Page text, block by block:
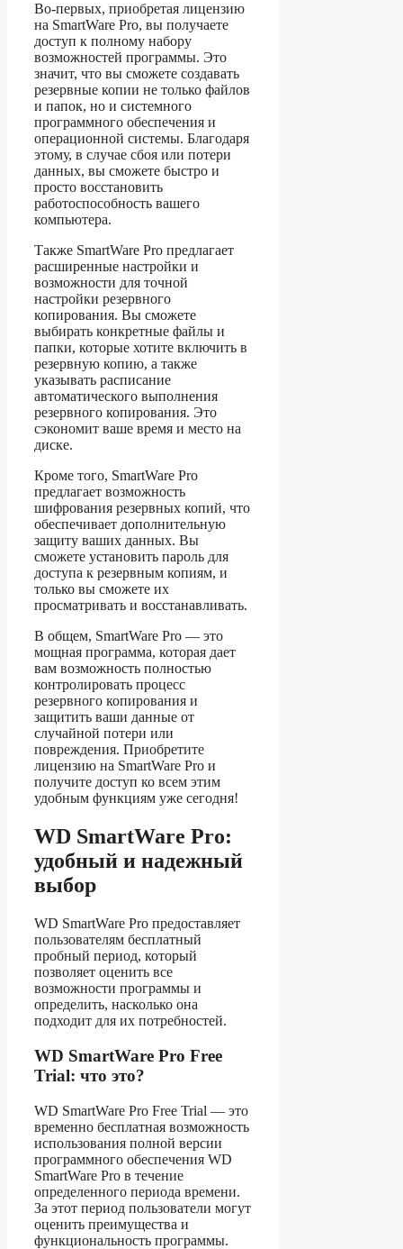
Во-первых, приобретая лицензию
на SmartWare Pro, вы получаете
доступ к полному набору
возможностей программы. Это
значит, что вы сможете создавать
резервные копии не только файлов
и папок, но и системного
программного обеспечения и
операционной системы. Благодаря
этому, в случае сбоя или потери
данных, вы сможете быстро и
просто восстановить
работоспособность вашего
компьютера.
Также SmartWare Pro предлагает
расширенные настройки и
возможности для точной
настройки резервного
копирования. Вы сможете
выбирать конкретные файлы и
папки, которые хотите включить в
резервную копию, а также
указывать расписание
автоматического выполнения
резервного копирования. Это
сэкономит ваше время и место на
диске.
Кроме того, SmartWare Pro
предлагает возможность
шифрования резервных копий, что
обеспечивает дополнительную
защиту ваших данных. Вы
сможете установить пароль для
доступа к резервным копиям, и
только вы сможете их
просматривать и восстанавливать.
В общем, SmartWare Pro — это
мощная программа, которая дает
вам возможность полностью
контролировать процесс
резервного копирования и
защитить ваши данные от
случайной потери или
повреждения. Приобретите
лицензию на SmartWare Pro и
получите доступ ко всем этим
удобным функциям уже сегодня!
WD SmartWare Pro:
удобный и надежный
выбор
WD SmartWare Pro предоставляет
пользователям бесплатный
пробный период, который
позволяет оценить все
возможности программы и
определить, насколько она
подходит для их потребностей.
WD SmartWare Pro Free
Trial: что это?
WD SmartWare Pro Free Trial — это
временно бесплатная возможность
использования полной версии
программного обеспечения WD
SmartWare Pro в течение
определенного периода времени.
За этот период пользователи могут
оценить преимущества и
функциональность программы.